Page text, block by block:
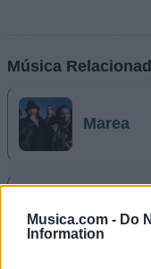
Musica.com - Do
Information
Música
Marea